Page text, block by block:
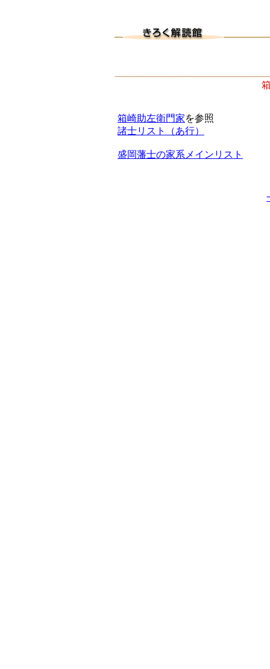
箱崎助左衛門家を参照
諸士リスト（あ行）
盛岡藩士の家系メインリスト